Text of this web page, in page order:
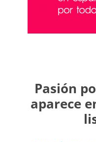
Pasión
aparece